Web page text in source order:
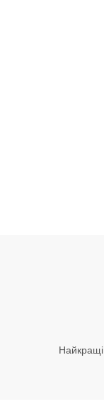
Найкращі